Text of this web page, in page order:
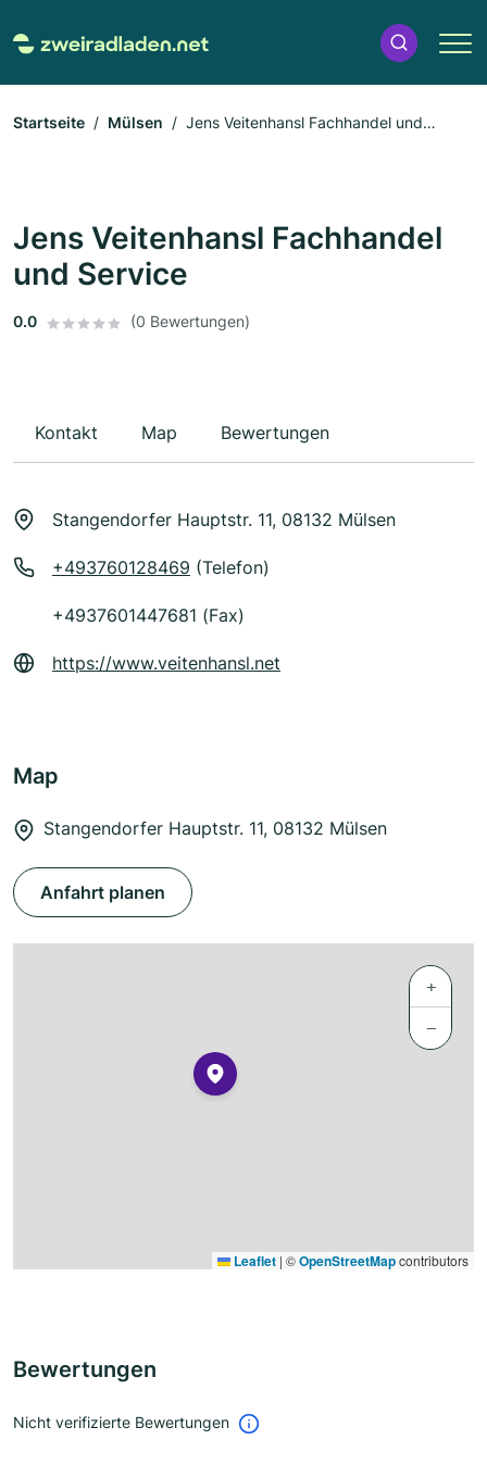
Startseite Mülsen
Jens Veitenhansl Fachhandel und
Jens Veitenhansl Fachhandel
und Service
0.0 (0 Bewertungen)
Kontakt Map Bewertungen
Stangendorfer Hauptstr. 11, 08132 Mülsen
+493760128469 (Telefon)
+4937601447681 (Fax)
https://www.veitenhansl.net
Map
Stangendorfer Hauptstr. 11, 08132 Mülsen
Anfahrt planen
+
−
Leaflet | ©OpenStreetMapcontributors
Bewertungen
Nicht verifizierte Bewertungen